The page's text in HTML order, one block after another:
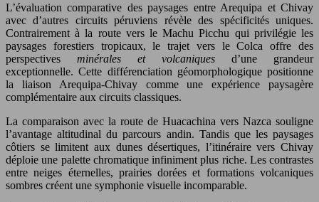
L’évaluation comparative des paysages entre Arequipa et Chivay
avec d’autres circuits péruviens révèle des spécificités uniques.
Contrairement à la route vers le Machu Picchu qui privilégie les
paysages forestiers tropicaux, le trajet vers le Colca offre des
perspectives minérales et volcaniques d’une grandeur
exceptionnelle. Cette différenciation géomorphologique positionne
la liaison Arequipa-Chivay comme une expérience paysagère
complémentaire aux circuits classiques.
La comparaison avec la route de Huacachina vers Nazca souligne
l’avantage altitudinal du parcours andin. Tandis que les paysages
côtiers se limitent aux dunes désertiques, l’itinéraire vers Chivay
déploie une palette chromatique infiniment plus riche. Les contrastes
entre neiges éternelles, prairies dorées et formations volcaniques
sombres créent une symphonie visuelle incomparable.